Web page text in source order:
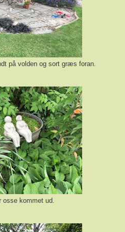
på volden og sort græs foran.
osse kommet ud.